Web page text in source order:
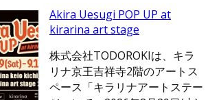
Akira Uesugi POP UP at
kirarina art stage
株式会社TODOROKIは、キラ
リナ京王吉祥寺2階のアートス
ペース「キラリナアートステー